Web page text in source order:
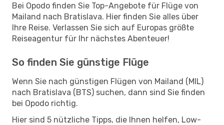
Bei Opodo finden Sie Top-Angebote für Flüge von
Mailand nach Bratislava. Hier finden Sie alles über
Ihre Reise. Verlassen Sie sich auf Europas größte
Reiseagentur für Ihr nächstes Abenteuer!
So finden Sie günstige Flüge
Wenn Sie nach günstigen Flügen von Mailand (MIL)
nach Bratislava (BTS) suchen, dann sind Sie finden
bei Opodo richtig.
Hier sind 5 nützliche Tipps, die Ihnen helfen, Low-